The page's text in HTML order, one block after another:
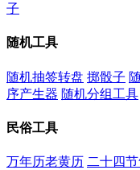
子
随机工具
随机抽签转盘 掷骰子
序产生器 随机分组工具
民俗工具
万年历老黄历 二十四